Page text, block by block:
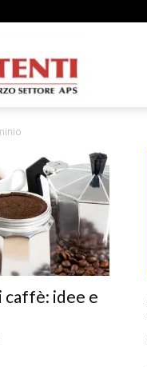
Nazionale
APS
caffè: idee e